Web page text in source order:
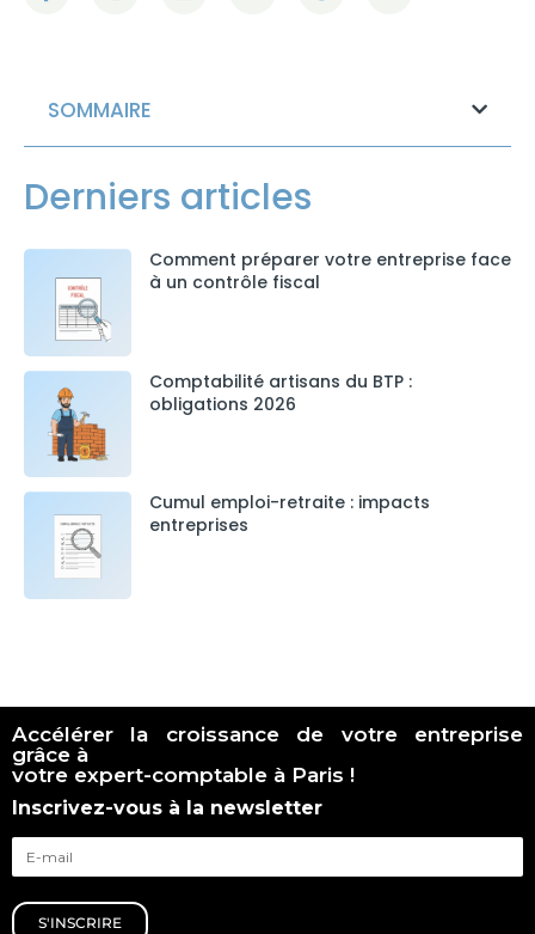
SOMMAIRE
Derniers articles
Comment préparer votre entreprise face
à un contrôle fiscal
Comptabilité artisans du BTP :
obligations 2026
Cumul emploi-retraite : impacts
entreprises
Accélérer la croissance de votre entreprise
grâce à
votre expert-comptable à Paris !
Inscrivez-vous à la newsletter
S'INSCRIRE